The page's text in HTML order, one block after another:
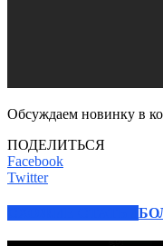
Обсуждаем новинку в
ПОДЕЛИТЬСЯ
Facebook
Twitter